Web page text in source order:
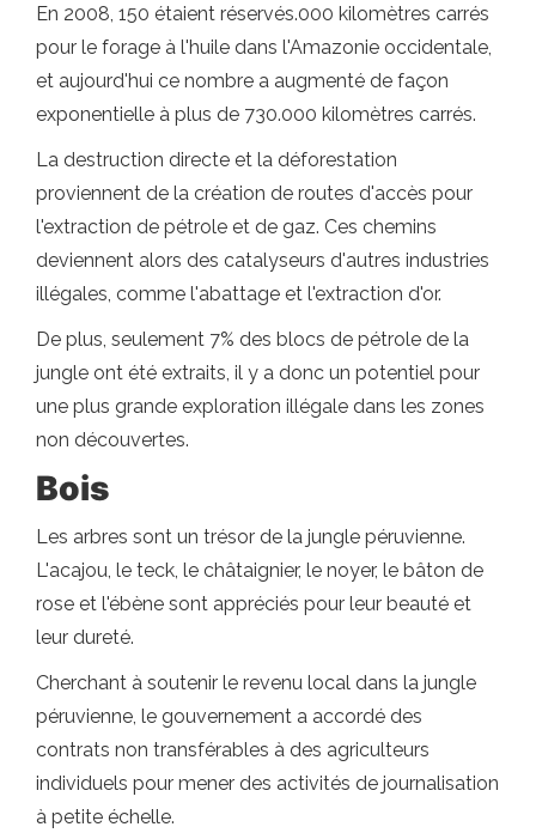
En 2008, 150 étaient réservés.000 kilomètres carrés
pour le forage à l'huile dans l'Amazonie occidentale,
et aujourd'hui ce nombre a augmenté de façon
exponentielle à plus de 730.000 kilomètres carrés.
La destruction directe et la déforestation
proviennent de la création de routes d'accès pour
l'extraction de pétrole et de gaz. Ces chemins
deviennent alors des catalyseurs d'autres industries
illégales, comme l'abattage et l'extraction d'or.
De plus, seulement 7% des blocs de pétrole de la
jungle ont été extraits, il y a donc un potentiel pour
une plus grande exploration illégale dans les zones
non découvertes.
Bois
Les arbres sont un trésor de la jungle péruvienne.
L'acajou, le teck, le châtaignier, le noyer, le bâton de
rose et l'ébène sont appréciés pour leur beauté et
leur dureté.
Cherchant à soutenir le revenu local dans la jungle
péruvienne, le gouvernement a accordé des
contrats non transférables à des agriculteurs
individuels pour mener des activités de journalisation
à petite échelle.